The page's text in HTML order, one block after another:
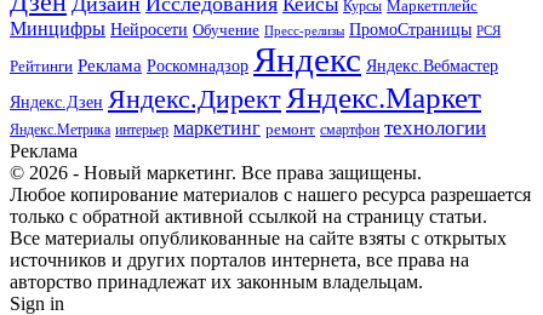
Курсы Маркетплейс
Минцифры Нейросети Обучение Пресс-релизы ПромоСтраницы РСЯ
Рейтинги Реклама Роскомнадзор Яндекс Яндекс.Вебмастер
Яндекс.Дзен Яндекс.ДиректЯндекс.Маркет
Яндекс.Метрика интерьер маркетинг ремонт смартфон технологии
Реклама
© 2026 - Новый маркетинг. Все права защищены.
Любое копирование материалов с нашего ресурса разрешается
только с обратной активной ссылкой на страницу статьи.
Все материалы опубликованные на сайте взяты с открытых
источников и других порталов интернета, все права на
авторство принадлежат их законным владельцам.
Sign in